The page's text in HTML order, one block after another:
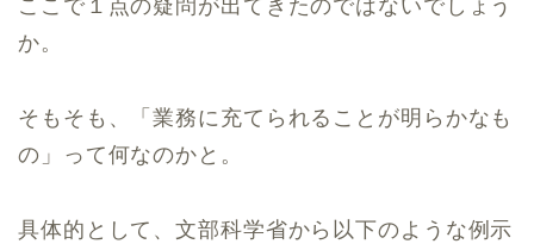
ここで１点の疑問が出てきたのではないでしょう
か。
そもそも、「業務に充てられることが明らかなも
の」って何なのかと。
具体的として、文部科学省から以下のような例示